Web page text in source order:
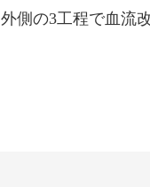
側の3工程で血流